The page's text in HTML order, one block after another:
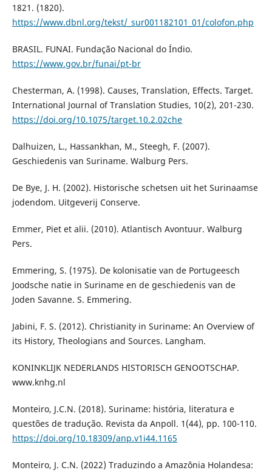
1821. (1820).
https://www.dbnl.org/tekst/_sur001182101_01/colofon.php
BRASIL. FUNAI. Fundação Nacional do Índio.
https://www.gov.br/funai/pt-br
Chesterman, A. (1998). Causes, Translation, Effects. Target.
International Journal of Translation Studies, 10(2), 201-230.
https://doi.org/10.1075/target.10.2.02che
Dalhuizen, L., Hassankhan, M., Steegh, F. (2007).
Geschiedenis van Suriname. Walburg Pers.
De Bye, J. H. (2002). Historische schetsen uit het Surinaamse
jodendom. Uitgeverij Conserve.
Emmer, Piet et alii. (2010). Atlantisch Avontuur. Walburg
Pers.
Emmering, S. (1975). De kolonisatie van de Portugeesch
Joodsche natie in Suriname en de geschiedenis van de
Joden Savanne. S. Emmering.
Jabini, F. S. (2012). Christianity in Suriname: An Overview of
its History, Theologians and Sources. Langham.
KONINKLIJK NEDERLANDS HISTORISCH GENOOTSCHAP.
www.knhg.nl
Monteiro, J.C.N. (2018). Suriname: história, literatura e
questões de tradução. Revista da Anpoll. 1(44), pp. 100-110.
https://doi.org/10.18309/anp.v1i44.1165
Monteiro, J. C.N. (2022) Traduzindo a Amazônia Holandesa: